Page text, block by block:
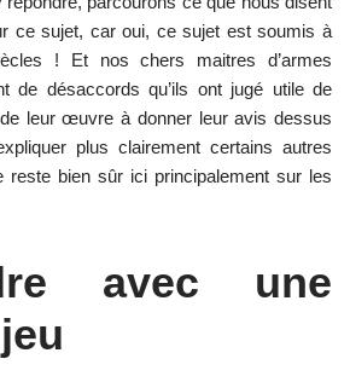
ce sujet, car oui, ce sujet est soumis à
! Et nos chers maitres d’armes
de désaccords qu’ils ont jugé utile de
leur œuvre à donner leur avis dessus
plus clairement certains autres
reste bien sûr ici principalement sur les
avec une